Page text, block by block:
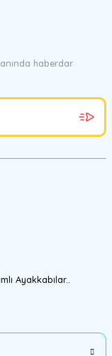
haberdar
Ayakkabılar..